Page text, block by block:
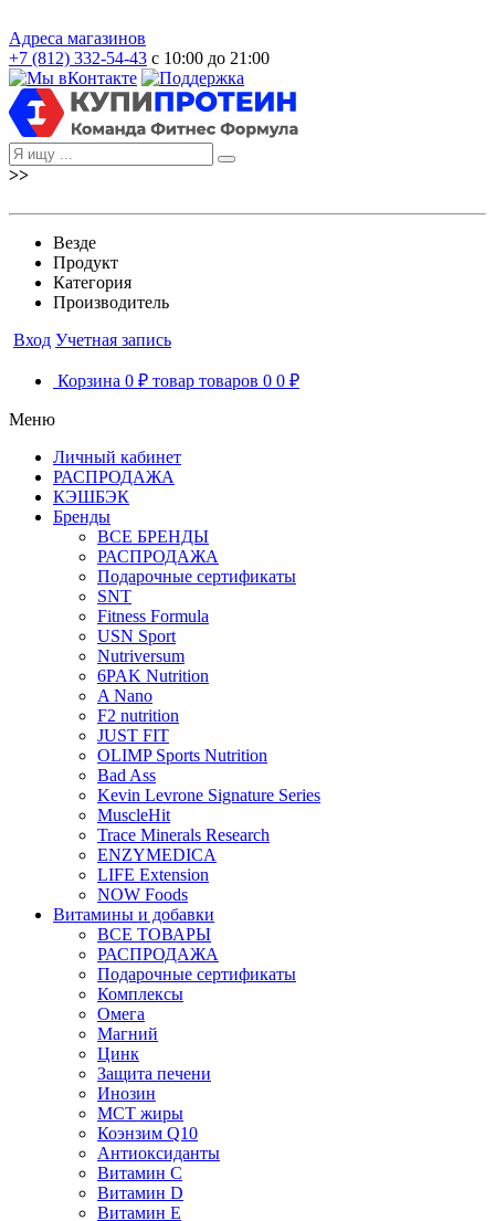
Адреса магазинов
+7 (812) 332-54-43 с 10:00 до 21:00
>>
Везде
Продукт
Категория
Производитель
Вход Учетная запись
Корзина 0 ₽ товар товаров 0 0 ₽
Меню
Личный кабинет
РАСПРОДАЖА
КЭШБЭК
Бренды
ВСЕ БРЕНДЫ
РАСПРОДАЖА
Подарочные сертификаты
SNT
Fitness Formula
USN Sport
Nutriversum
6PAK Nutrition
A Nano
F2 nutrition
JUST FIT
OLIMP Sports Nutrition
Bad Ass
Kevin Levrone Signature Series
MuscleHit
Trace Minerals Research
ENZYMEDICA
LIFE Extension
NOW Foods
Витамины и добавки
ВСЕ ТОВАРЫ
РАСПРОДАЖА
Подарочные сертификаты
Комплексы
Омега
Магний
Цинк
Защита печени
Инозин
МСТ жиры
Коэнзим Q10
Антиоксиданты
Витамин С
Витамин D
Витамин Е